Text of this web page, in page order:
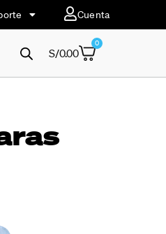
Cuenta
S/0.00
0